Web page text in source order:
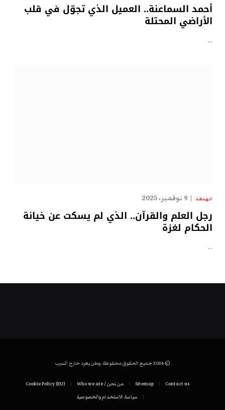
أحمد السماعنة.. العميل الذي تجوّل في قلب
الأراضي المحتلة
…
الهدهد 9 نوفمبر، 2025
رجل العلم والقرآن.. الذي لم يسكت عن خيانة
الحكام لغزة
…
© 2026 جميع الحقوق محفوظة. وطن يغرد خارج السرب
Contact us
Sitemap من نحن / Who we are
Cookie Policy (EU)
سياسة الاستخدام والخصوصية